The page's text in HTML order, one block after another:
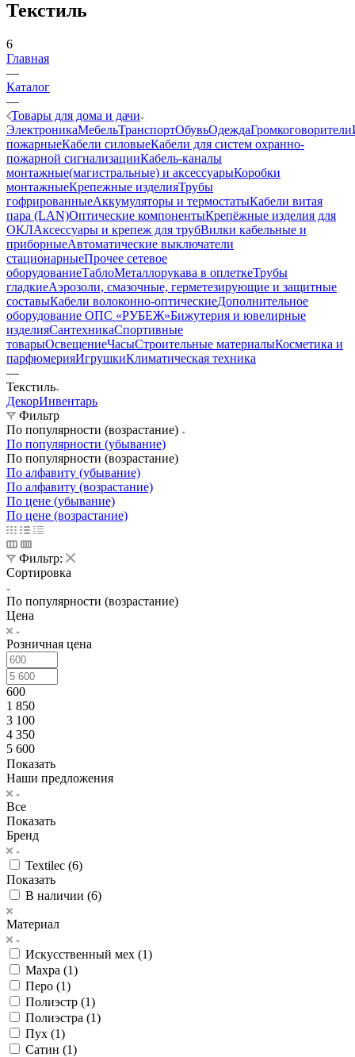
Текстиль
6
Главная
—
Каталог
—
Товары для дома и дачи
ЭлектроникаМебельТранспортОбувьОдеждаГромкоговорители
пожарныеКабели силовыеКабели для систем охранно-
пожарной сигнализацииКабель-каналы
монтажные(магистральные) и аксессуарыКоробки
монтажныеКрепежные изделияТрубы
гофрированныеАккумуляторы и термостатыКабели витая
пара (LAN)Оптические компонентыКрепёжные изделия для
ОКЛАксессуары и крепеж для трубВилки кабельные и
приборныеАвтоматические выключатели
стационарныеПрочее сетевое
оборудованиеТаблоМеталлорукава в оплеткеТрубы
гладкиеАэрозоли, смазочные, герметезирующие и защитные
составыКабели волоконно-оптическиеДополнительное
оборудование ОПС «РУБЕЖ»Бижутерия и ювелирные
изделияСантехникаСпортивные
товарыОсвещениеЧасыСтроительные материалыКосметика и
парфюмерияИгрушкиКлиматическая техника
—
Текстиль
ДекорИнвентарь
Фильтр
По популярности (возрастание)
По популярности (убывание)
По популярности (возрастание)
По алфавиту (убывание)
По алфавиту (возрастание)
По цене (убывание)
По цене (возрастание)
Фильтр:
Сортировка
По популярности (возрастание)
Цена
Розничная цена
600
1 850
3 100
4 350
5 600
Показать
Наши предложения
Все
Показать
Бренд
Textileс (6)
Показать
В наличии (6)
Материал
Искусственный мех (1)
Махра (1)
Перо (1)
Полиэстр (1)
Полиэстра (1)
Пух (1)
Сатин (1)